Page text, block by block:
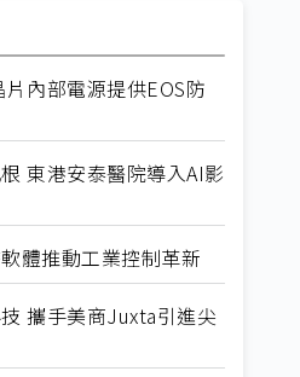
內部電源提供EOS防
東港安泰醫院導入AI影
體推動工業控制革新
攜手美商Juxta引進尖